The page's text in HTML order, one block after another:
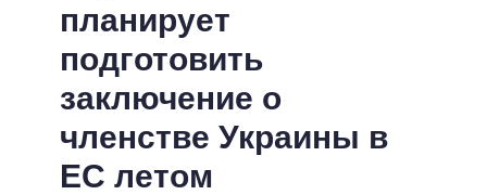
СОБЫТИЯ
СТАТЬИ
МНЕНИЯ
ОБЗОРЫ
ДАЙДЖЕСТЫ
ПОЛИТИКИ
ВСЕ ПОЛИТИКИ
ПРЕЗИДЕНТ И ОФИС
ВЕРХОВНАЯ РАДА
КАБИНЕТ МИНИСТРОВ
ВИДЕО
ПОДДЕРЖАТЬ
планирует
подготовить
заключение о
членстве Украины в
ЕС летом